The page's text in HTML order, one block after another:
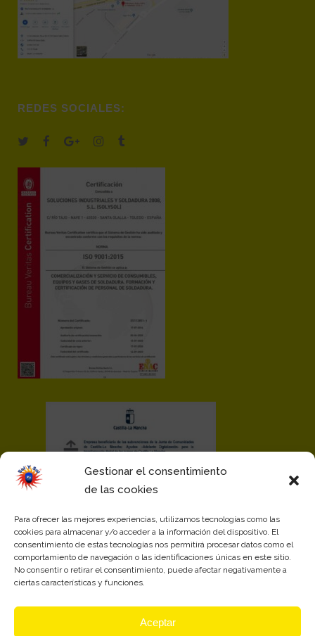
Gestionar el consentimiento
de las cookies
Para ofrecer las mejores experiencias, utilizamos tecnologías como las
cookies para almacenar y/o acceder a la información del dispositivo. El
consentimiento de estas tecnologías nos permitirá procesar datos como el
comportamiento de navegación o las identificaciones únicas en este sitio.
No consentir o retirar el consentimiento, puede afectar negativamente a
ciertas características y funciones.
Aceptar
REDES SOCIALES: